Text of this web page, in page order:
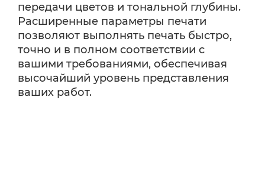
передачи цветов и тональной глубины.
Расширенные параметры печати
позволяют выполнять печать быстро,
точно и в полном соответствии с
вашими требованиями, обеспечивая
высочайший уровень представления
ваших работ.